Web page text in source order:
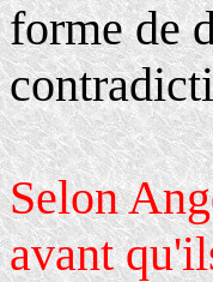
forme de
Selon
avant